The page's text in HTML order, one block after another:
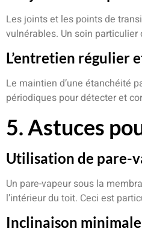
Les joints et les points de
vulnérables. Un soin
L’entretien régulier
Le maintien d’une étanchéité
périodiques pour détecter et
5. Astuces
Utilisation de pare-
Un pare-vapeur sous la
l’intérieur du toit. Ceci est
Inclinaison